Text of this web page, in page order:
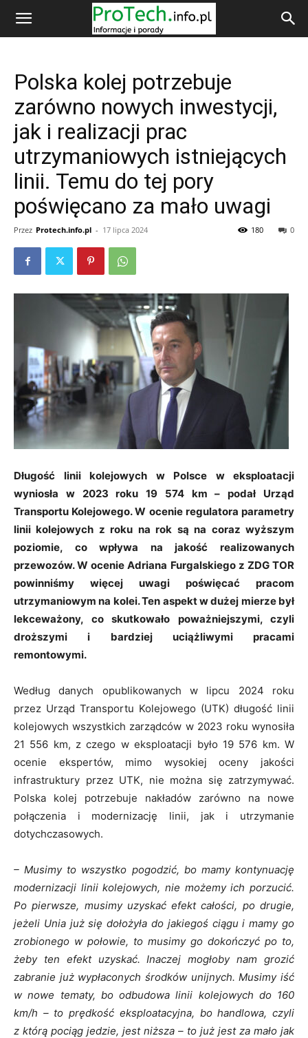
Polska kolej potrzebuje
zarówno nowych inwestycji,
jak i realizacji prac
utrzymaniowych istniejących
linii. Temu do tej pory
poświęcano za mało uwagi
Przez Protech.info.pl - 17 lipca 2024 0
180
Długość linii kolejowych w Polsce w eksploatacji
wyniosła w 2023 roku 19 574 km – podał Urząd
Transportu Kolejowego. W ocenie regulatora parametry
linii kolejowych z roku na rok są na coraz wyższym
poziomie, co wpływa na jakość realizowanych
przewozów. W ocenie Adriana Furgalskiego z ZDG TOR
powinniśmy więcej uwagi poświęcać pracom
utrzymaniowym na kolei. Ten aspekt w dużej mierze był
lekceważony, co skutkowało poważniejszymi, czyli
droższymi i bardziej uciążliwymi pracami
remontowymi.
Według danych opublikowanych w lipcu 2024 roku
przez Urząd Transportu Kolejowego (UTK) długość linii
kolejowych wszystkich zarządców w 2023 roku wynosiła
21 556 km, z czego w eksploatacji było 19 576 km. W
ocenie ekspertów, mimo wysokiej oceny jakości
infrastruktury przez UTK, nie można się zatrzymywać.
Polska kolej potrzebuje nakładów zarówno na nowe
połączenia i modernizację linii, jak i utrzymanie
dotychczasowych.
– Musimy to wszystko pogodzić, bo mamy kontynuację
modernizacji linii kolejowych, nie możemy ich porzucić.
Po pierwsze, musimy uzyskać efekt całości, po drugie,
jeżeli Unia już się dołożyła do jakiegoś ciągu i mamy go
zrobionego w połowie, to musimy go dokończyć po to,
żeby ten efekt uzyskać. Inaczej mogłoby nam grozić
zabranie już wypłaconych środków unijnych. Musimy iść
w nowe tematy, bo odbudowa linii kolejowych do 160
km/h – to prędkość eksploatacyjna, bo handlowa, czyli
z którą pociąg jedzie, jest niższa – to już jest za mało jak